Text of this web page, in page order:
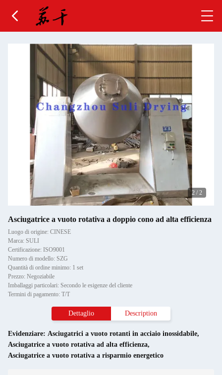
2 / 2
Asciugatrice a vuoto rotativa a doppio cono ad alta efficienza
Luogo di origine: CINESE
Marca: SULI
Certificazione: ISO9001
Numero di modello: SZG
Quantità di ordine minimo: 1 set
Prezzo: Negoziabile
Imballaggi particolari: Secondo le esigenze del cliente
Termini di pagamento: T/T
Dettaglio Description
Evidenziare: Asciugatrici a vuoto rotanti in acciaio inossidabile,
Asciugatrice a vuoto rotativa ad alta efficienza,
Asciugatrice a vuoto rotativa a risparmio energetico